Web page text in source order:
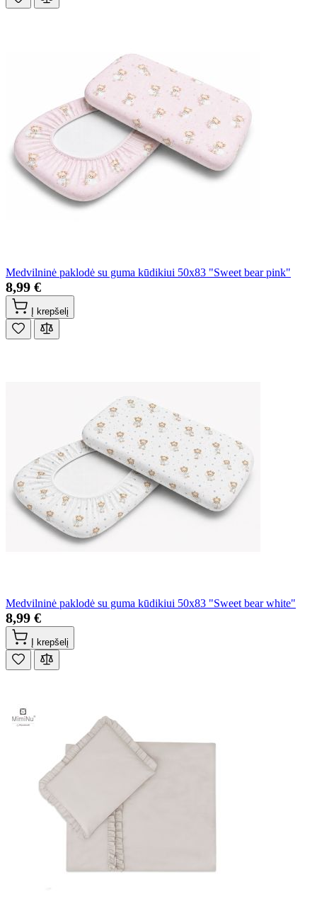
Medvilninė paklodė su guma kūdikiui 50x83 "Sweet bear pink"
8,99 €
Į krepšelį
Medvilninė paklodė su guma kūdikiui 50x83 "Sweet bear white"
8,99 €
Į krepšelį